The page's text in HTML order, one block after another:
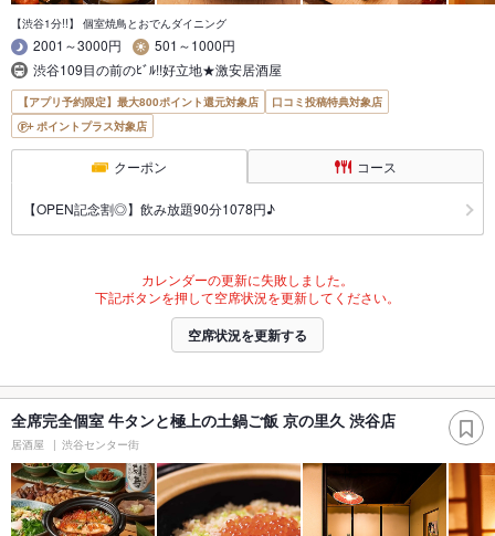
【渋谷1分!!】 個室焼鳥とおでんダイニング
2001～3000円
501～1000円
渋谷109目の前のﾋﾞﾙ!!好立地★激安居酒屋
【アプリ予約限定】最大800ポイント還元対象店
口コミ投稿特典対象店
ポイントプラス対象店
クーポン コース
【OPEN記念割◎】飲み放題90分1078円♪
カレンダーの更新に失敗しました。
下記ボタンを押して空席状況を更新してください。
空席状況を更新する
全席完全個室 牛タンと極上の土鍋ご飯 京の里久 渋谷店
居酒屋 渋谷センター街